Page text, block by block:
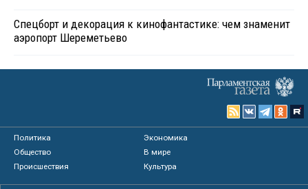
Спецборт и декорация к кинофантастике: чем знаменит
аэропорт Шереметьево
Политика
Экономика
Общество
В мире
Происшествия
Культура